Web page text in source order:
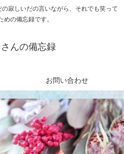
寂しいだの言いながら、それでも笑って
めの備忘録です。
んの備忘録
お問い合わせ